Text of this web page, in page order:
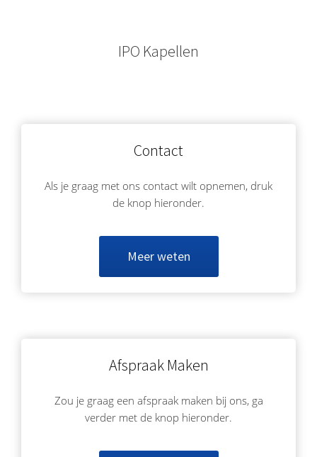
IPO Kapellen
Contact
Als je graag met ons contact wilt opnemen, druk
de knop hieronder.
Meer weten
Afspraak Maken
Zou je graag een afspraak maken bij ons, ga
verder met de knop hieronder.